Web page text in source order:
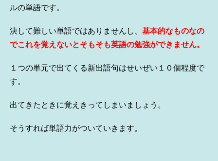
ルの単語です。
決して難しい単語ではありませんし、 基本的なものなの
でこれを覚えないとそもそも英語の勉強ができません。
１つの単元で出てくる新出語句はせいぜい１０個程度で
す。
出てきたときに覚えきってしまいましょう。
そうすれば単語力がついていきます。